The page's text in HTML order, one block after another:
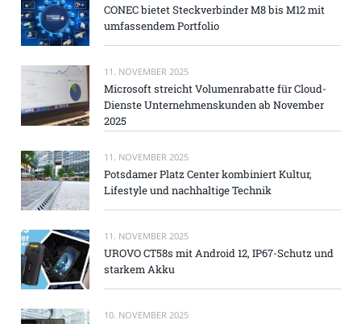
CONEC bietet Steckverbinder M8 bis M12 mit
umfassendem Portfolio
11. NOVEMBER 2025
Microsoft streicht Volumenrabatte für Cloud-
Dienste Unternehmenskunden ab November
2025
11. NOVEMBER 2025
Potsdamer Platz Center kombiniert Kultur,
Lifestyle und nachhaltige Technik
11. NOVEMBER 2025
UROVO CT58s mit Android 12, IP67-Schutz und
starkem Akku
10. NOVEMBER 2025